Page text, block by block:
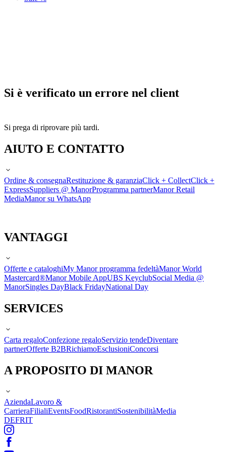
Si è verificato un errore nel client
Si prega di riprovare più tardi.
AIUTO E CONTATTO
Ordine & consegnaRestituzione & garanziaClick + CollectClick +
ExpressSuppliers @ ManorProgramma partnerManor Retail
MediaManor su WhatsApp
VANTAGGI
Offerte e cataloghiMy Manor programma fedeltàManor World
Mastercard®Manor Mobile AppUBS KeyclubSocial Media @
ManorSingles DayBlack FridayNational Day
SERVICES
Carta regaloConfezione regaloServizio tendeDiventare
partnerOfferte B2BRichiamoEsclusioniConcorsi
A PROPOSITO DI MANOR
AziendaLavoro &
CarrieraFilialiEventsFoodRistorantiSostenibilitàMedia
DEFRIT